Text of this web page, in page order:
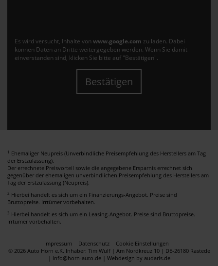
Es wird versucht, Inhalte von www.google.com zu laden. Dabei
können Daten an Dritte weitergegeben werden. Wenn Sie damit
einverstanden sind, klicken Sie bitte auf "Bestätigen".
Bestätigen
1 Ehemaliger Neupreis (Unverbindliche Preisempfehlung des Herstellers am Tag
der Erstzulassung).
Der errechnete Preisvorteil sowie die angegebene Ersparnis errechnet sich
gegenüber der ehemaligen unverbindlichen Preisempfehlung des Herstellers am
Tag der Erstzulassung (Neupreis).
2 Hierbei handelt es sich um ein Finanzierungs-Angebot. Preise sind
Bruttopreise. Irrtümer vorbehalten.
3 Hierbei handelt es sich um ein Leasing-Angebot. Preise sind Bruttopreise.
Irrtümer vorbehalten.
Impressum Datenschutz
Cookie Einstellungen
© 2026 Auto Horn e.K. Inhaber: Tim Wulf | Am Nordkreuz 10 | DE-26180 Rastede
| info@horn-auto.de | Webdesign by audaris.de